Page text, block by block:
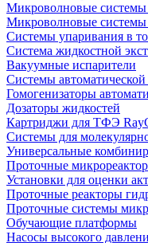
Микроволновые
Микроволновые
Системы упаривания в
Система жидкостной
Вакуумные испарители
Системы
Гомогенизаторы
Дозаторы жидкостей
Картриджи для ТФЭ
Системы для
Универсальные
Проточные
Установки для оценки
Проточные реакторы
Проточные системы
Обучающие платформы
Насосы высокого